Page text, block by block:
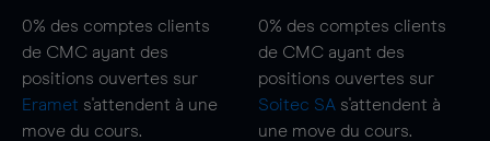
0% des comptes clients
de CMC ayant des
positions ouvertes sur
Eramet s'attendent à une
move du cours.
0% des comptes clients
de CMC ayant des
positions ouvertes sur
Soitec SA s'attendent à
une move du cours.